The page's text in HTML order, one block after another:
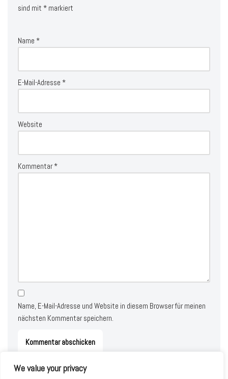
We value your privacy
sind mit * markiert
Name *
E-Mail-Adresse *
Website
Kommentar*
Name, E-Mail-Adresse und Website in diesem Browser für meinen
nächsten Kommentar speichern.